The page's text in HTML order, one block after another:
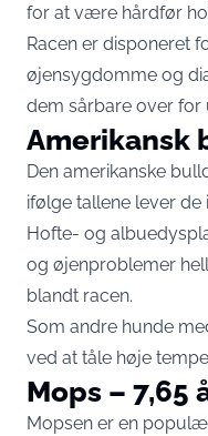
for at være hårdfør
Racen er disponeret
øjensygdomme og
dem sårbare over for
Amerikansk
Den amerikanske
ifølge tallene lever
Hofte- og
og øjenproblemer
blandt racen.
Som andre hunde
ved at tåle høje
Mops – 7,65
Mopsen er en